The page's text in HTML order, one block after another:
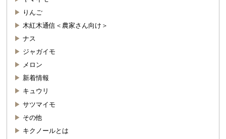
りんご
木紅木通信＜農家さん向け＞
ナス
ジャガイモ
メロン
新着情報
キュウリ
サツマイモ
その他
キクノールとは